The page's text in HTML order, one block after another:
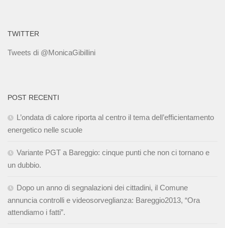
TWITTER
Tweets di @MonicaGibillini
POST RECENTI
L’ondata di calore riporta al centro il tema dell’efficientamento
energetico nelle scuole
Variante PGT a Bareggio: cinque punti che non ci tornano e
un dubbio.
Dopo un anno di segnalazioni dei cittadini, il Comune
annuncia controlli e videosorveglianza: Bareggio2013, “Ora
attendiamo i fatti”.